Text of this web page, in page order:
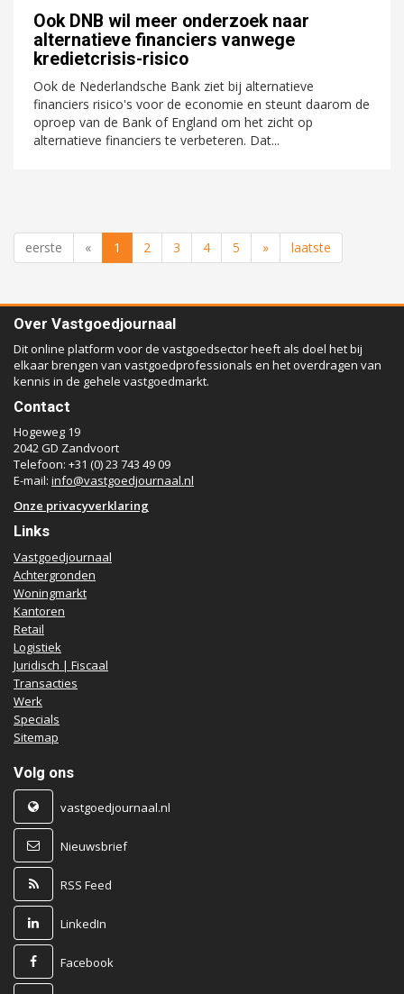
Ook DNB wil meer onderzoek naar
alternatieve financiers vanwege
kredietcrisis-risico
Ook de Nederlandsche Bank ziet bij alternatieve
financiers risico's voor de economie en steunt daarom de
oproep van de Bank of England om het zicht op
alternatieve financiers te verbeteren. Dat...
eerste « 1 2 3 4 5 » laatste
Over Vastgoedjournaal
Dit online platform voor de vastgoedsector heeft als doel het bij
elkaar brengen van vastgoedprofessionals en het overdragen van
kennis in de gehele vastgoedmarkt.
Contact
Hogeweg 19
2042 GD Zandvoort
Telefoon: +31 (0) 23 743 49 09
E-mail: info@vastgoedjournaal.nl
Onze privacyverklaring
Links
Vastgoedjournaal
Achtergronden
Woningmarkt
Kantoren
Retail
Logistiek
Juridisch | Fiscaal
Transacties
Werk
Specials
Sitemap
Volg ons
vastgoedjournaal.nl
Nieuwsbrief
RSS Feed
LinkedIn
Facebook